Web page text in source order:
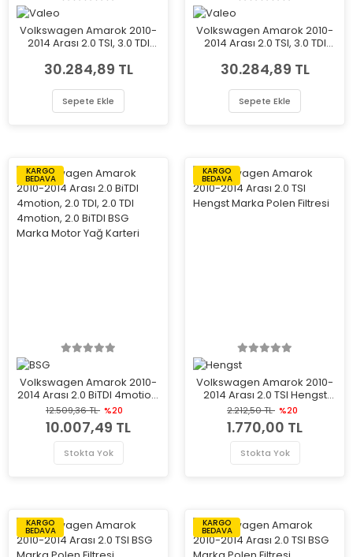
Volkswagen Amarok 2010-
2014 Arası 2.0 TSI, 3.0 TDI
2.0 TDI 4motion, 2.0 BiTDI
4motion Sol Xenon Valeo
Marka Far
30.284,89 TL
Sepete Ekle
Volkswagen Amarok 2010-
2014 Arası 2.0 TSI, 3.0 TDI
2.0 TDI 4motion, 2.0 BiTDI
4motion Sağ Xenon Valeo
Marka Far
30.284,89 TL
Sepete Ekle
KARGO
BEDAVA
Volkswagen Amarok 2010-
2014 Arası 2.0 BiTDI 4motion,
2.0 TDI, 2.0 TDI 4motion, 2.0
BiTDI BSG Marka Motor Yağ
Karteri
12.509,36 TL %20
10.007,49 TL
Stokta Yok
KARGO
BEDAVA
Volkswagen Amarok 2010-
2014 Arası 2.0 TSI Hengst
Marka Polen Filtresi
2.212,50 TL %20
1.770,00 TL
Stokta Yok
KARGO
BEDAVA
KARGO
BEDAVA